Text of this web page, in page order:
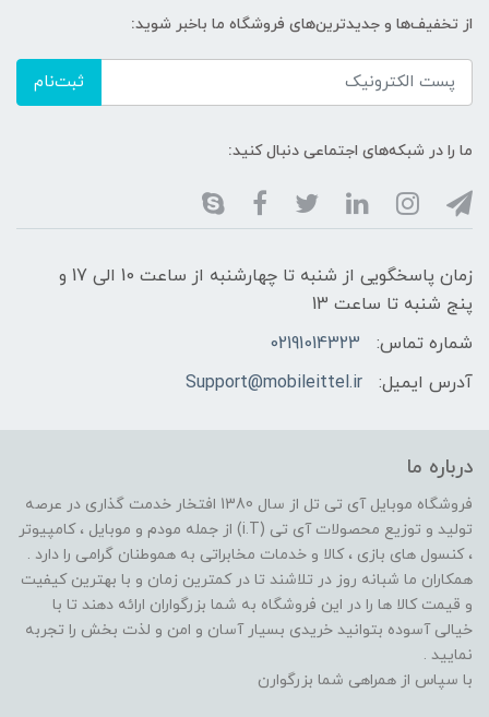
از تخفیف‌ها و جدیدترین‌های فروشگاه ما باخبر شوید:
ثبت‌نام
ما را در شبکه‌های اجتماعی دنبال کنید:
زمان پاسخگویی از شنبه تا چهارشنبه از ساعت 10 الی 17 و
پنج شنبه تا ساعت 13
شماره تماس:
02191014323
آدرس ایمیل:
Support@mobileittel.ir
درباره ما
فروشگاه موبایل آی تی تل از سال 1380 افتخار خدمت گذاری در عرصه
تولید و توزیع محصولات آی تی (i.T) از جمله مودم و موبایل ، کامپیوتر
، کنسول های بازی ، کالا و خدمات مخابراتی به هموطنان گرامی را دارد .
همکاران ما شبانه روز در تلاشند تا در کمترین زمان و با بهترین کیفیت
و قیمت کالا ها را در این فروشگاه به شما بزرگواران ارائه دهند تا با
خیالی آسوده بتوانید خریدی بسیار آسان و امن و لذت بخش را تجربه
نمایید .
با سپاس از همراهی شما بزرگوارن